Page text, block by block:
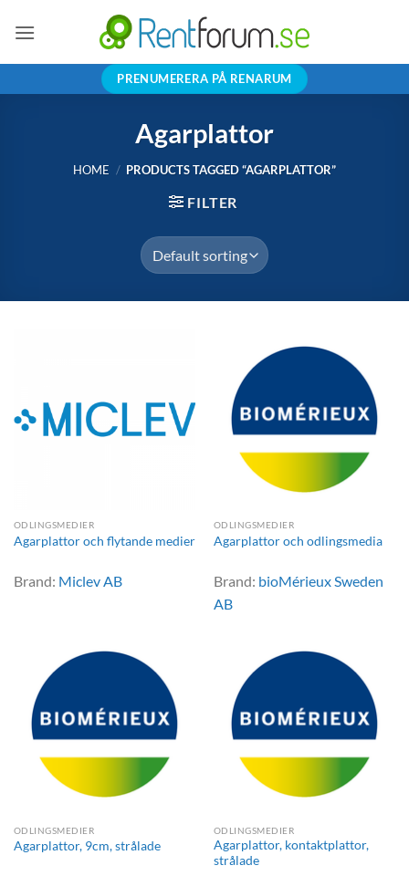
PRENUMERERA PÅ RENARUM
Agarplattor
HOME / PRODUCTS TAGGED “AGARPLATTOR”
FILTER
ODLINGSMEDIER
Agarplattor och flytande medier
Brand: Miclev AB
ODLINGSMEDIER
Agarplattor och odlingsmedia
Brand: bioMérieux Sweden
AB
ODLINGSMEDIER
Agarplattor, 9cm, strålade
ODLINGSMEDIER
Agarplattor, kontaktplattor,
strålade